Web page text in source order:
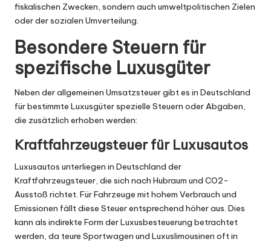
fiskalischen Zwecken, sondern auch umweltpolitischen Zielen
oder der sozialen Umverteilung.
Besondere Steuern für
spezifische Luxusgüter
Neben der allgemeinen Umsatzsteuer gibt es in Deutschland
für bestimmte Luxusgüter spezielle Steuern oder Abgaben,
die zusätzlich erhoben werden:
Kraftfahrzeugsteuer für Luxusautos
Luxusautos unterliegen in Deutschland der
Kraftfahrzeugsteuer, die sich nach Hubraum und CO2-
Ausstoß richtet. Für Fahrzeuge mit hohem Verbrauch und
Emissionen fällt diese Steuer entsprechend höher aus. Dies
kann als indirekte Form der Luxusbesteuerung betrachtet
werden, da teure Sportwagen und Luxuslimousinen oft in